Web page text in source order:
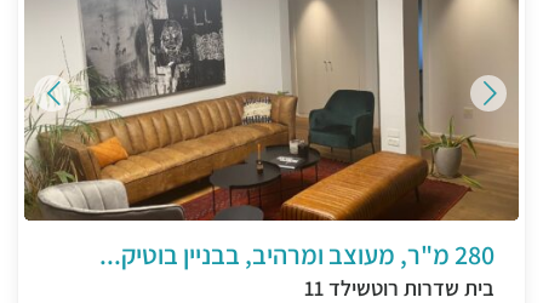
280 מ"ר, מעוצב ומרהיב, בבניין בוטיק...
בית שדרות רוטשילד 11